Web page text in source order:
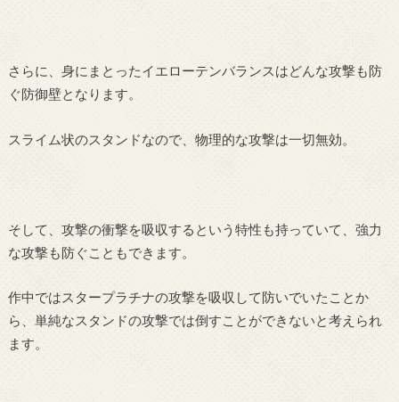
さらに、身にまとったイエローテンバランスはどんな攻撃も防
ぐ防御壁となります。
スライム状のスタンドなので、物理的な攻撃は一切無効。
そして、攻撃の衝撃を吸収するという特性も持っていて、強力
な攻撃も防ぐこともできます。
作中ではスタープラチナの攻撃を吸収して防いでいたことか
ら、単純なスタンドの攻撃では倒すことができないと考えられ
ます。